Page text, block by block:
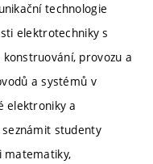
technologie
elektrotechniky s
provozu a
a systémů v
elektroniky a
studenty
matematiky,